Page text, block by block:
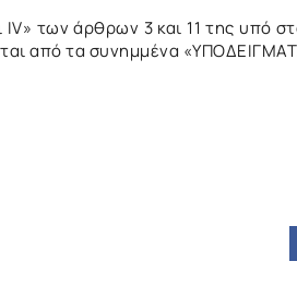
των άρθρων 3 και 11 της υπό
από τα συνημμένα